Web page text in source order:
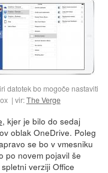
datotek bo mogoče nastaviti
vir:The Verge
, kjer je bilo do sedaj
oblak OneDrive. Poleg
se bo v vmesniku
po novem pojavil še
verziji Office